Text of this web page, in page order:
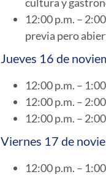
12:00 p.m. –
previa pero
Jueves 16 de
12:00 p.m. –
12:00 p.m. –
12:00 p.m. –
Viernes 17 de
12:00 p.m. –